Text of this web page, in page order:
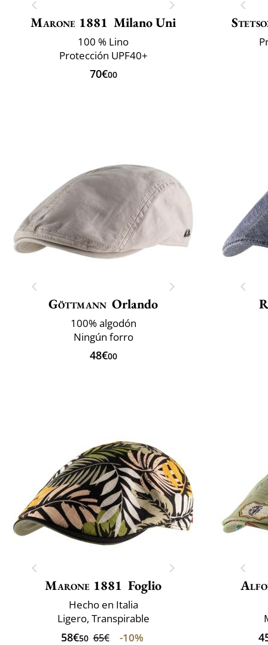
Marone 1881 Milano Uni
100 % Lino
Protección UPF40+
70€00
Göttmann Orlando
100% algodón
Ningún forro
48€00
Marone 1881 Foglio
Hecho en Italia
Ligero, Transpirable
58€50 65€ -10%